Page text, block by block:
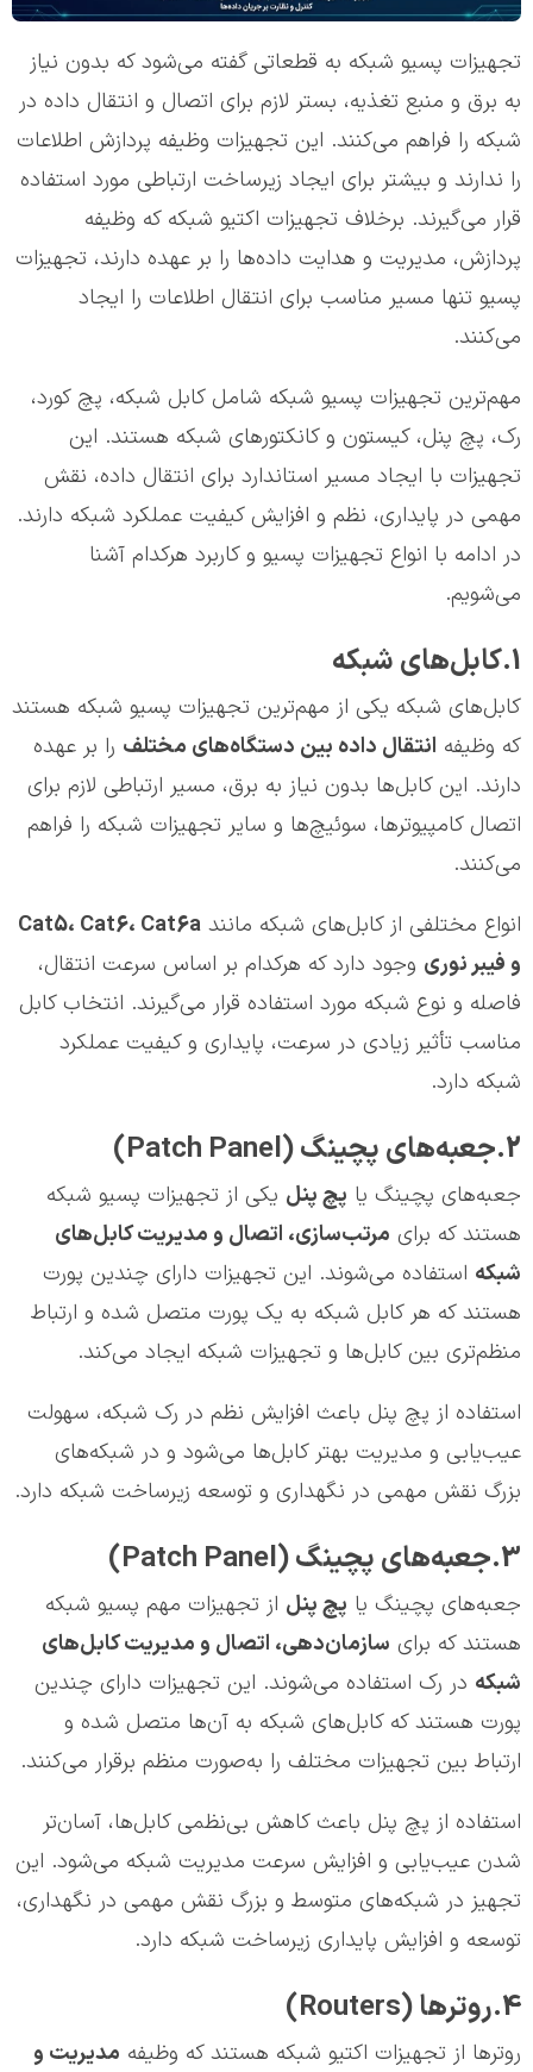
تجهیزات پسیو شبکه به قطعاتی گفته می‌شود که بدون نیاز
به برق و منبع تغذیه، بستر لازم برای اتصال و انتقال داده در
شبکه را فراهم می‌کنند. این تجهیزات وظیفه پردازش اطلاعات
را ندارند و بیشتر برای ایجاد زیرساخت ارتباطی مورد استفاده
قرار می‌گیرند. برخلاف تجهیزات اکتیو شبکه که وظیفه
پردازش، مدیریت و هدایت داده‌ها را بر عهده دارند، تجهیزات
پسیو تنها مسیر مناسب برای انتقال اطلاعات را ایجاد
می‌کنند.
مهم‌ترین تجهیزات پسیو شبکه شامل کابل شبکه، پچ کورد،
رک، پچ پنل، کیستون و کانکتورهای شبکه هستند. این
تجهیزات با ایجاد مسیر استاندارد برای انتقال داده، نقش
مهمی در پایداری، نظم و افزایش کیفیت عملکرد شبکه دارند.
در ادامه با انواع تجهیزات پسیو و کاربرد هرکدام آشنا
می‌شویم.
1.کابل‌های شبکه
کابل‌های شبکه یکی از مهم‌ترین تجهیزات پسیو شبکه هستند
که وظیفه انتقال داده بین دستگاه‌های مختلف را بر عهده
دارند. این کابل‌ها بدون نیاز به برق، مسیر ارتباطی لازم برای
اتصال کامپیوترها، سوئیچ‌ها و سایر تجهیزات شبکه را فراهم
می‌کنند.
انواع مختلفی از کابل‌های شبکه مانند Cat5، Cat6، Cat6a
و فیبر نوری وجود دارد که هرکدام بر اساس سرعت انتقال،
فاصله و نوع شبکه مورد استفاده قرار می‌گیرند. انتخاب کابل
مناسب تأثیر زیادی در سرعت، پایداری و کیفیت عملکرد
شبکه دارد.
2.جعبه‌های پچینگ (Patch Panel)
جعبه‌های پچینگ یا پچ پنل یکی از تجهیزات پسیو شبکه
هستند که برای مرتب‌سازی، اتصال و مدیریت کابل‌های
شبکه استفاده می‌شوند. این تجهیزات دارای چندین پورت
هستند که هر کابل شبکه به یک پورت متصل شده و ارتباط
منظم‌تری بین کابل‌ها و تجهیزات شبکه ایجاد می‌کند.
استفاده از پچ پنل باعث افزایش نظم در رک شبکه، سهولت
عیب‌یابی و مدیریت بهتر کابل‌ها می‌شود و در شبکه‌های
بزرگ نقش مهمی در نگهداری و توسعه زیرساخت شبکه دارد.
3.جعبه‌های پچینگ (Patch Panel)
جعبه‌های پچینگ یا پچ پنل از تجهیزات مهم پسیو شبکه
هستند که برای سازمان‌دهی، اتصال و مدیریت کابل‌های
شبکه در رک استفاده می‌شوند. این تجهیزات دارای چندین
پورت هستند که کابل‌های شبکه به آن‌ها متصل شده و
ارتباط بین تجهیزات مختلف را به‌صورت منظم برقرار می‌کنند.
استفاده از پچ پنل باعث کاهش بی‌نظمی کابل‌ها، آسان‌تر
شدن عیب‌یابی و افزایش سرعت مدیریت شبکه می‌شود. این
تجهیز در شبکه‌های متوسط و بزرگ نقش مهمی در نگهداری،
توسعه و افزایش پایداری زیرساخت شبکه دارد.
4.روترها (Routers)
روترها از تجهیزات اکتیو شبکه هستند که وظیفه مدیریت و